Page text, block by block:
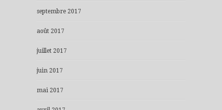
septembre 2017
août 2017
juillet 2017
juin 2017
mai 2017